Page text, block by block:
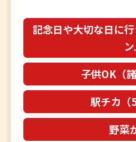
記念日や大切な日に
ン
子供OK（
駅チカ（
野菜